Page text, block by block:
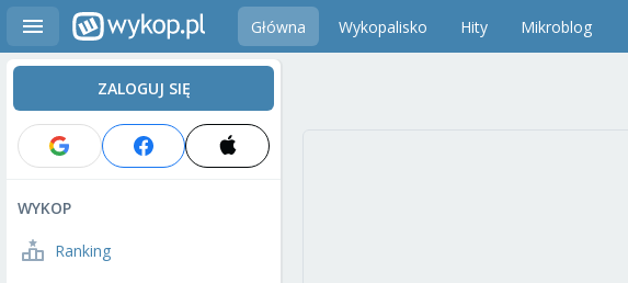
Główna Wykopalisko Hity Mikroblog
ZALOGUJ SIĘ
WYKOP
Ranking